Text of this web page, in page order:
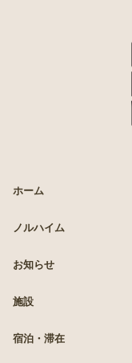
ホーム
ノルハイム
お知らせ
施設
宿泊・滞在